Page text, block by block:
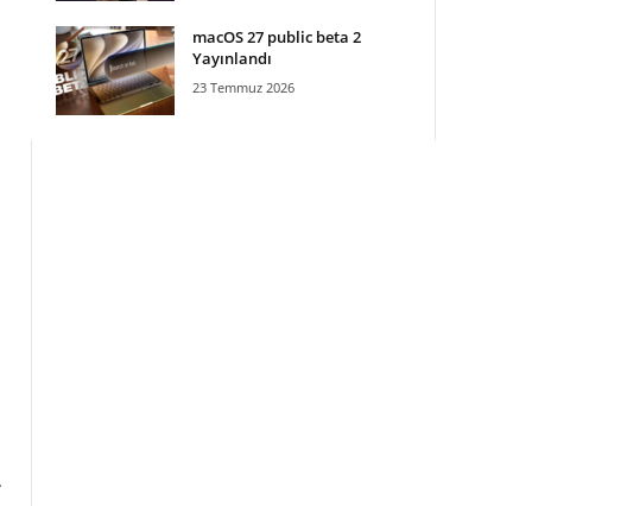
macOS 27 public beta 2
Yayınlandı
23 Temmuz 2026